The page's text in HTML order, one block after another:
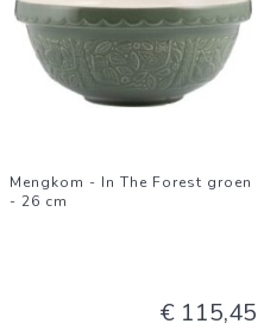
Mengkom - In The Forest groen
- 26 cm
€ 115,45